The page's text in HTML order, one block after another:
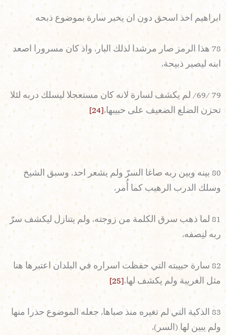
ابراهيم اخذ اسحق دون ان يخبر سارة بموضوع ذبحه
78 هذا الرمز صار مرشدا لذلك البار، واذ كان مسرورا اصعد
ابنه ليصير ذبيحة،
79 /69/ لم يكشف لسارة لانه كان مستعجلا ليسلك دربه لئلا
تحزن الضلع الضعيف على حبيبها،[24]
80 بينه وبين ربه صاغا السرّ ولم يشعر احد، وسبق الشيخ
وسلك الدرب الرهيب كما أُمر،
81 لما ذهب سرق الكلمة من زوجته، ولم يتنازل ليكشف سرّ
ربه لنِصفه،
82 سارة حبيبته التي حفظت اسراره في البلدان اعتبرها هنا
مثل الغريبة ولم يكشف لها،[25]
83 الذكية التي لم تغيره منذ صباها، جعله الموضوع حذرا منها
ولم يبين لها (السر)،